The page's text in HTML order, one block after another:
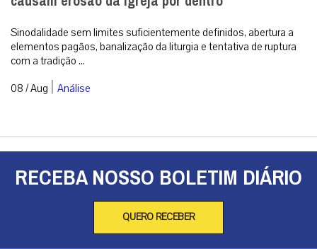
Sinodalidade sem limites suficientemente definidos, abertura a
elementos pagãos, banalização da liturgia e tentativa de ruptura
com a tradição ...
08 / Aug | Análise
RECEBA NOSSO BOLETIM DIÁRIO
QUERO RECEBER